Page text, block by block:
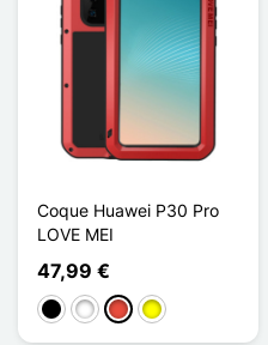
Coque Huawei P30 Pro
LOVE MEI
47,99 €
Schwarz
WeißRot Gelb